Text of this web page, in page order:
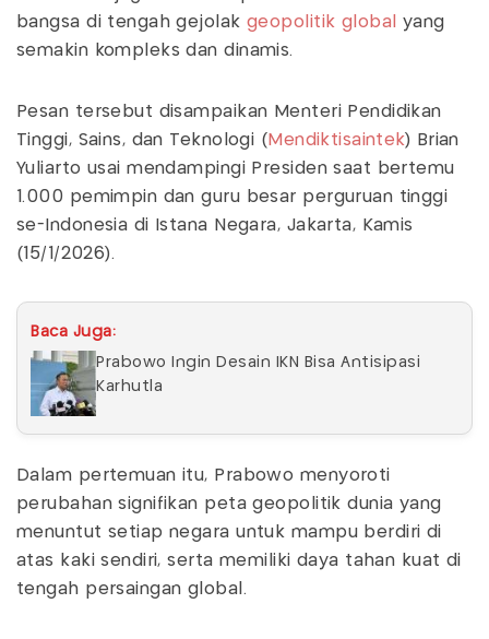
bangsa di tengah gejolakgeopolitik global
yang
semakin kompleks dan dinamis.
Pesan tersebut disampaikan Menteri Pendidikan
Tinggi, Sains, dan Teknologi ( Mendiktisaintek) Brian
Yuliarto usai mendampingi Presiden saat bertemu
1.000 pemimpin dan guru besar perguruan tinggi
se-Indonesia di Istana Negara, Jakarta, Kamis
(15/1/2026).
Baca Juga:
Prabowo Ingin Desain IKN Bisa Antisipasi
Karhutla
Dalam pertemuan itu, Prabowo menyoroti
perubahan signifikan peta geopolitik dunia yang
menuntut setiap negara untuk mampu berdiri di
atas kaki sendiri, serta memiliki daya tahan kuat di
tengah persaingan global.